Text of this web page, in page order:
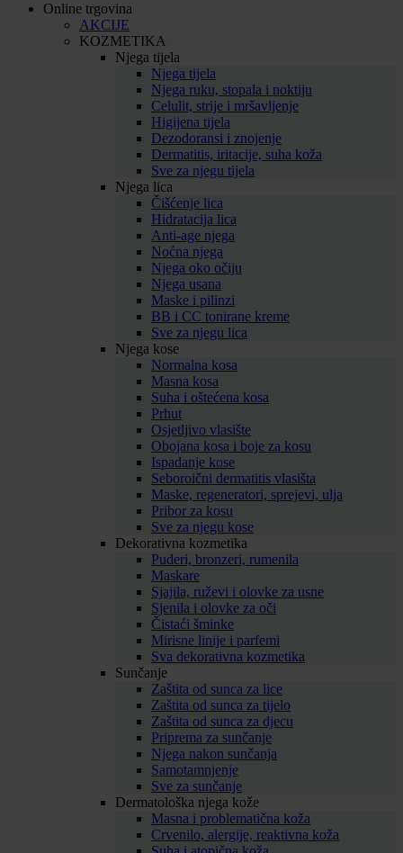
Online trgovina
AKCIJE
KOZMETIKA
Njega tijela
Njega tijela
Njega ruku, stopala i noktiju
Celulit, strije i mršavljenje
Higijena tijela
Dezodoransi i znojenje
Dermatitis, iritacije, suha koža
Sve za njegu tijela
Njega lica
Čišćenje lica
Hidratacija lica
Anti-age njega
Noćna njega
Njega oko očiju
Njega usana
Maske i pilinzi
BB i CC tonirane kreme
Sve za njegu lica
Njega kose
Normalna kosa
Masna kosa
Suha i oštećena kosa
Prhut
Osjetljivo vlasište
Obojana kosa i boje za kosu
Ispadanje kose
Seboroični dermatitis vlasišta
Maske, regeneratori, sprejevi, ulja
Pribor za kosu
Sve za njegu kose
Dekorativna kozmetika
Puderi, bronzeri, rumenila
Maskare
Sjajila, ruževi i olovke za usne
Sjenila i olovke za oči
Čistaći šminke
Mirisne linije i parfemi
Sva dekorativna kozmetika
Sunčanje
Zaštita od sunca za lice
Zaštita od sunca za tijelo
Zaštita od sunca za djecu
Priprema za sunčanje
Njega nakon sunčanja
Samotamnjenje
Sve za sunčanje
Dermatološka njega kože
Masna i problematična koža
Crvenilo, alergije, reaktivna koža